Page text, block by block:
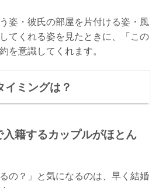
姿・彼氏の部屋を片付ける姿・風
てくれる姿を見たときに、「この
を意識してくれます。
ミングは？
籍するカップルがほとん
の？」と気になるのは、早く結婚